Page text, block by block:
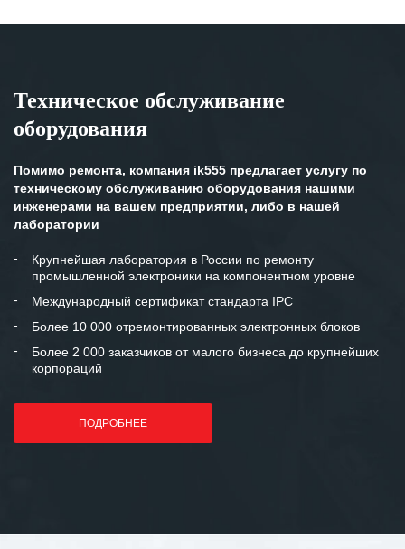
Техническое обслуживание
оборудования
Помимо ремонта, компания ik555 предлагает услугу по
техническому обслуживанию оборудования нашими
инженерами на вашем предприятии, либо в нашей
лаборатории
Крупнейшая лаборатория в России по ремонту
промышленной электроники на компонентном уровне
Международный сертификат стандарта IPC
Более 10 000 отремонтированных электронных блоков
Более 2 000 заказчиков от малого бизнеса до крупнейших
корпораций
ПОДРОБНЕЕ